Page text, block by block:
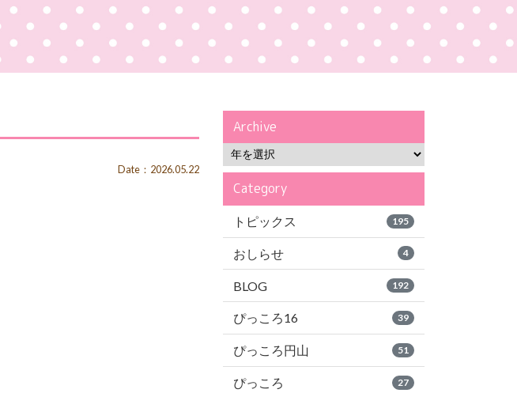
Date：2026.05.22
Archive
Category
トピックス 195
おしらせ 4
BLOG 192
ぴっころ16 39
ぴっころ円山 51
ぴっころ 27